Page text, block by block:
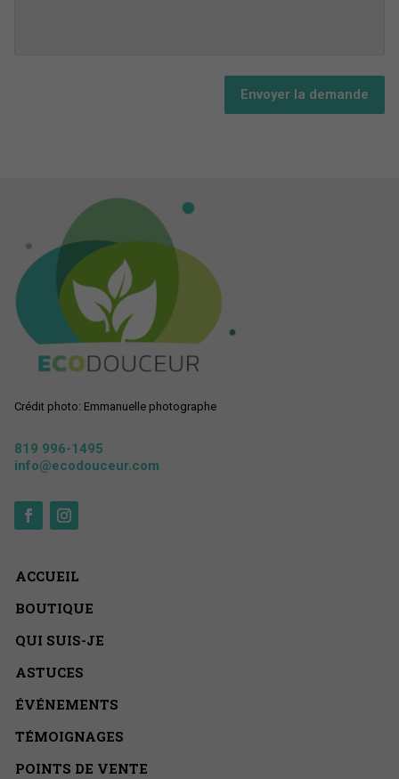
Envoyer la demande
Crédit photo: Emmanuelle photographe
819 996-1495
info@ecodouceur.com
ACCUEIL
BOUTIQUE
QUI SUIS-JE
ASTUCES
ÉVÉNEMENTS
TÉMOIGNAGES
POINTS DE VENTE